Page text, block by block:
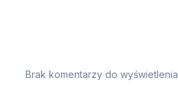
Brak komentarzy do wyświetlenia